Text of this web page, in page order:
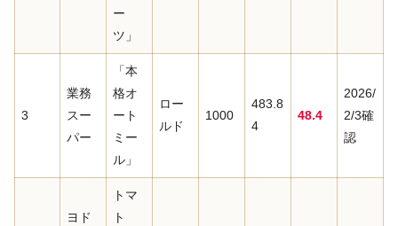
ー
ツ」
3
業務
スー
パー
「本
格オ
ート
ミー
ル」
ロー
ルド
1000
483.8
4
48.4
2026/
2/3確
認
ヨド
トマ
ト